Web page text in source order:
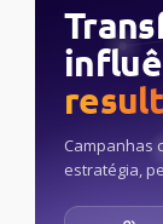
Campanhas
estratégia,